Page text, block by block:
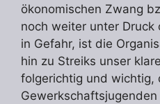
ökonomischen Zwang
noch weiter unter
in Gefahr, ist die
hin zu Streiks unser
folgerichtig und wichtig,